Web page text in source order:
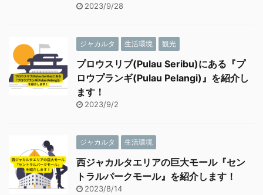
2023/9/28
ジャカルタ 生活環境 観光
プロウスリブ(Pulau Seribu)にある『プ
ロウプランギ(Pulau Pelangi)』を紹介し
ます！
2023/9/2
ジャカルタ 生活環境
西ジャカルタエリアの巨大モール『セン
トラルパークモール』を紹介します！
2023/8/14